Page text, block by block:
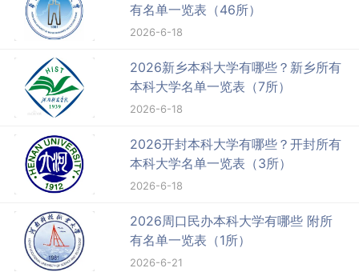
有名单一览表（46所）
2026-6-18
2026新乡本科大学有哪些？新乡所有
本科大学名单一览表（7所）
2026-6-18
2026开封本科大学有哪些？开封所有
本科大学名单一览表（3所）
2026-6-18
2026周口民办本科大学有哪些 附所
有名单一览表（1所）
2026-6-21